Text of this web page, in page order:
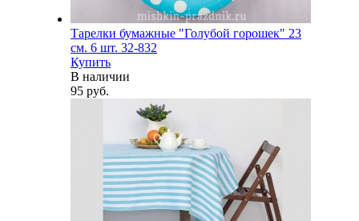
Тарелки бумажные "Голубой горошек" 23
см. 6 шт. 32-832
Купить
В наличии
95 руб.